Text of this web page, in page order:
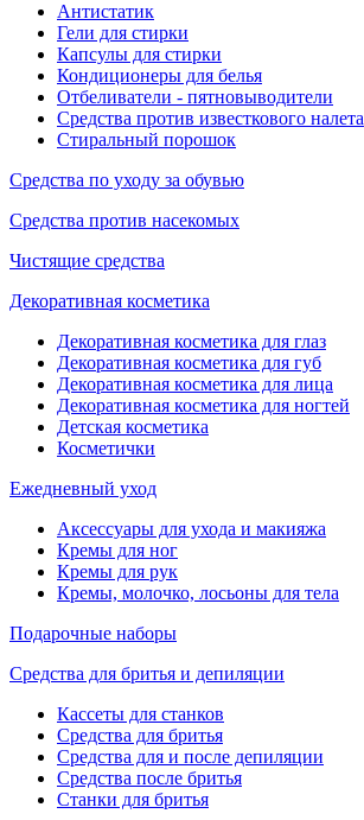
Антистатик
Гели для стирки
Капсулы для стирки
Кондиционеры для белья
Отбеливатели - пятновыводители
Средства против известкового налета
Стиральный порошок
Средства по уходу за обувью
Средства против насекомых
Чистящие средства
Декоративная косметика
Декоративная косметика для глаз
Декоративная косметика для губ
Декоративная косметика для лица
Декоративная косметика для ногтей
Детская косметика
Косметички
Ежедневный уход
Аксессуары для ухода и макияжа
Кремы для ног
Кремы для рук
Кремы, молочко, лосьоны для тела
Подарочные наборы
Средства для бритья и депиляции
Кассеты для станков
Средства для бритья
Средства для и после депиляции
Средства после бритья
Станки для бритья